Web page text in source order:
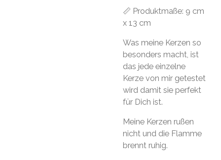
📏 Produktmaße: 9 cm
x 13 cm
Was meine Kerzen so
besonders macht, ist
das jede einzelne
Kerze von mir getestet
wird damit sie perfekt
für Dich ist.
Meine Kerzen rußen
nicht und die Flamme
brennt ruhig.